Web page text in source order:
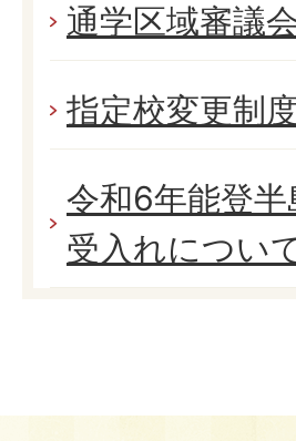
通学区域審議
指定校変更制
令和6年能登
受入れについ